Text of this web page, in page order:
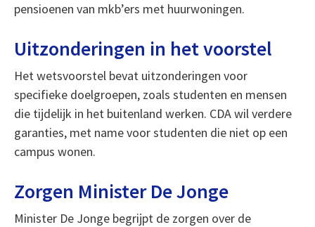
pensioenen van mkb’ers met huurwoningen.
Uitzonderingen in het voorstel
Het wetsvoorstel bevat uitzonderingen voor
specifieke doelgroepen, zoals studenten en mensen
die tijdelijk in het buitenland werken. CDA wil verdere
garanties, met name voor studenten die niet op een
campus wonen.
Zorgen Minister De Jonge
Minister De Jonge begrijpt de zorgen over de